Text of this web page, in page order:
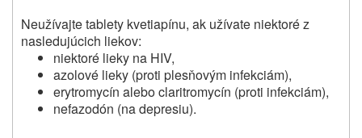
Neužívajte tablety kvetiapínu, ak užívate niektoré z
nasledujúcich liekov:
niektoré lieky na HIV,
azolové lieky (proti plesňovým infekciám),
erytromycín alebo claritromycín (proti infekciám),
nefazodón (na depresiu).